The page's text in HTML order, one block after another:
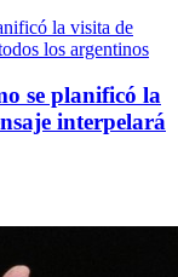
se planificó la
interpelará